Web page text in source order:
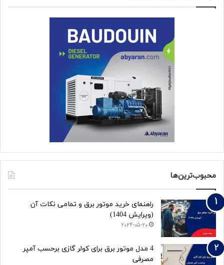
محبوب‌ترین‌ها
راهنمای خرید موتور برق و تمامی نکات آن
(ویرایش 1404)
2024-05-20
4 مدل موتور برق برای کولر گازی برحسب آمپر
مصرفی